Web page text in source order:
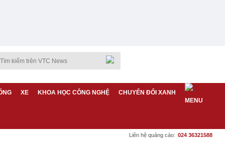
XE KHOA HỌC CÔNG NGHỆ CHUYỂN ĐỔI XANH
Liên hệ quảng cáo: 024 36321588